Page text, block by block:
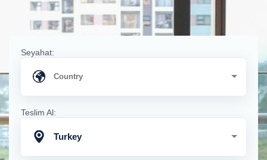
Seyahat:
Teslim Al:
Turkey